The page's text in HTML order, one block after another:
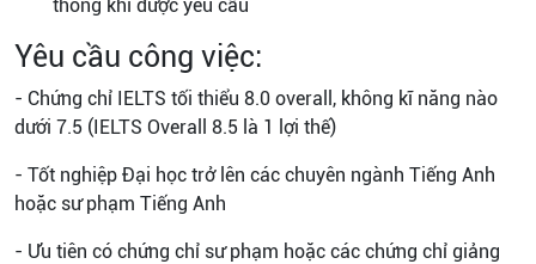
thông khi được yêu cầu
Yêu cầu công việc:
- Chứng chỉ IELTS tối thiểu 8.0 overall, không kĩ năng nào
dưới 7.5 (IELTS Overall 8.5 là 1 lợi thế)
- Tốt nghiệp Đại học trở lên các chuyên ngành Tiếng Anh
hoặc sư phạm Tiếng Anh
- Ưu tiên có chứng chỉ sư phạm hoặc các chứng chỉ giảng